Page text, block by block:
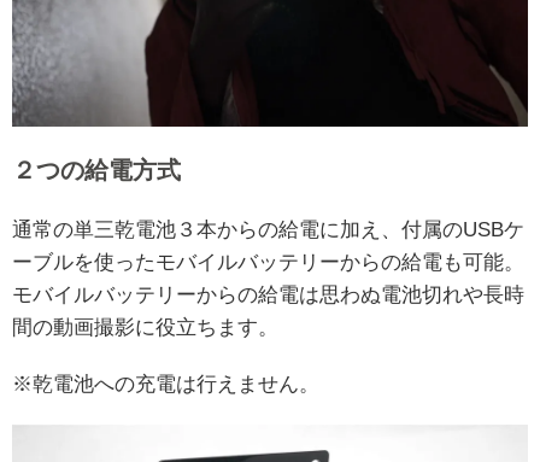
２つの給電方式
通常の単三乾電池３本からの給電に加え、付属のUSBケ
ーブルを使ったモバイルバッテリーからの給電も可能。
モバイルバッテリーからの給電は思わぬ電池切れや長時
間の動画撮影に役立ちます。
※乾電池への充電は行えません。